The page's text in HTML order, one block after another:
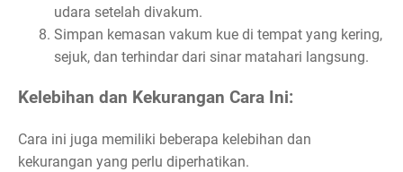
udara setelah divakum.
Simpan kemasan vakum kue di tempat yang kering,
sejuk, dan terhindar dari sinar matahari langsung.
Kelebihan dan Kekurangan Cara Ini:
Cara ini juga memiliki beberapa kelebihan dan
kekurangan yang perlu diperhatikan.